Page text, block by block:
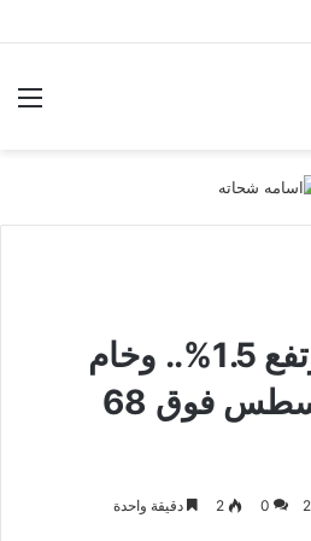
أسعار النفط ترتفع 1.5%.. وخام
برنت لشهر أغسطس فوق 68
0
2 دقيقة واحدة